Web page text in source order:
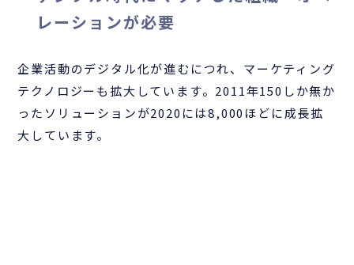
レーションが必要
企業活動のデジタル化が進むにつれ、マーケティング
テクノロジーも拡大しています。2011年150しか無か
ったソリューションが2020には8,000ほどに成長拡
大しています。